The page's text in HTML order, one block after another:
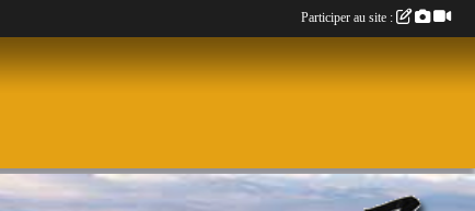
Participer au site :